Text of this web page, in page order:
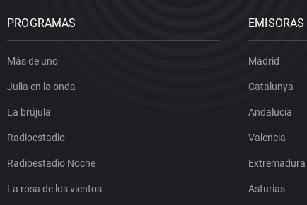
PROGRAMAS
Más de uno
Julia en la onda
La brújula
Radioestadio
Radioestadio Noche
La rosa de los vientos
EMISORAS
Madrid
Catalunya
Andalucía
Valencia
Extremadura
Asturias